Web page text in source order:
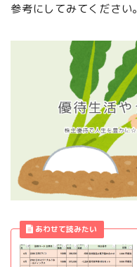
参考にしてみてください。